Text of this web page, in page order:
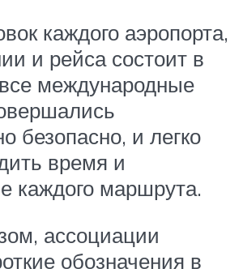
каждого аэропорта,
и рейса состоит в
международные
безопасно, и легко
время и
каждого маршрута.
ассоциации
обозначения в